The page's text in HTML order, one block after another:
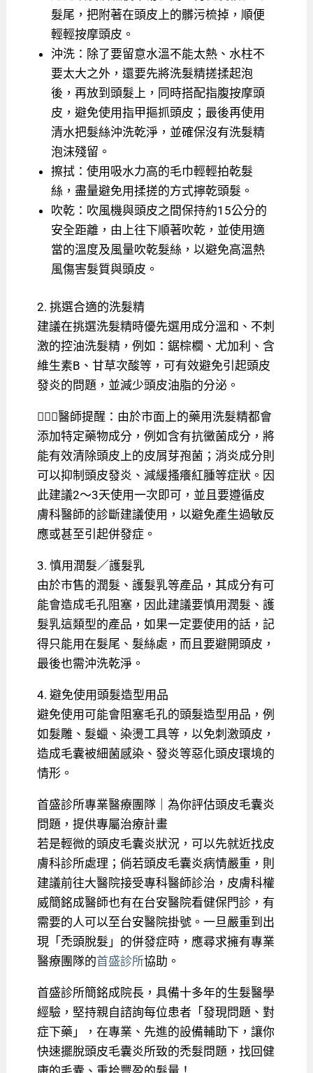
髮尾，把附著在頭皮上的髒污梳掉，順便
輕輕按摩頭皮。
沖洗：除了要留意水溫不能太熱、水柱不
要太大之外，還要先將洗髮精搓揉起泡
後，再放到頭髮上，同時搭配指腹按摩頭
皮，避免使用指甲摳抓頭皮；最後再使用
清水把髮絲沖洗乾淨，並確保沒有洗髮精
泡沫殘留。
擦拭：使用吸水力高的毛巾輕輕拍乾髮
絲，盡量避免用揉搓的方式擰乾頭髮。
吹乾：吹風機與頭皮之間保持約15公分的
安全距離，由上往下順著吹乾，並使用適
當的溫度及風量吹乾髮絲，以避免高溫熱
風傷害髮質與頭皮。
2. 挑選合適的洗髮精
建議在挑選洗髮精時優先選用成分溫和、不刺
激的控油洗髮精，例如：鋸棕櫚、尤加利、含
維⽣素B、⽢草次酸等，可有效避免引起頭皮
發炎的問題，並減少頭皮油脂的分泌。
👨🏻‍⚕️醫師提醒：由於市面上的藥用洗髮精都會
添加特定藥物成分，例如含有抗黴菌成分，將
能有效清除頭皮上的皮屑芽孢菌；消炎成分則
可以抑制頭皮發炎、減緩搔癢紅腫等症狀。因
此建議2～3天使用一次即可，並且要遵循皮
膚科醫師的診斷建議使用，以避免產生過敏反
應或甚至引起併發症。
3. 慎用潤髮／護髮乳
由於市售的潤髮、護髮乳等產品，其成分有可
能會造成毛孔阻塞，因此建議要慎用潤髮、護
髮乳這類型的產品，如果一定要使用的話，記
得只能用在髮尾、髮絲處，而且要避開頭皮，
最後也需沖洗乾淨。
4. 避免使用頭髮造型用品
避免使用可能會阻塞毛孔的頭髮造型用品，例
如髮雕、髮蠟、染燙工具等，以免刺激頭皮，
造成毛囊被細菌感染、發炎等惡化頭皮環境的
情形。
首盛診所專業醫療團隊｜為你評估頭皮毛囊炎
問題，提供專屬治療計畫
若是輕微的頭皮毛囊炎狀況，可以先就近找皮
膚科診所處理；倘若頭皮毛囊炎病情嚴重，則
建議前往大醫院接受專科醫師診治，皮膚科權
威簡銘成醫師也有在台安醫院看健保門診，有
需要的人可以至台安醫院掛號。一旦嚴重到出
現「禿頭脫髮」的併發症時，應尋求擁有專業
醫療團隊的首盛診所協助。
首盛診所簡銘成院長，具備十多年的生髮醫學
經驗，堅持親自諮詢每位患者「發現問題、對
症下藥」，在專業、先進的設備輔助下，讓你
快速擺脫頭皮毛囊炎所致的禿髮問題，找回健